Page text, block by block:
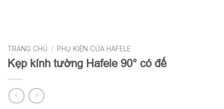
TRANG CHỦ / PHỤ KIỆN CỬA HAFELE
Kẹp kính tường Hafele 90° có đế